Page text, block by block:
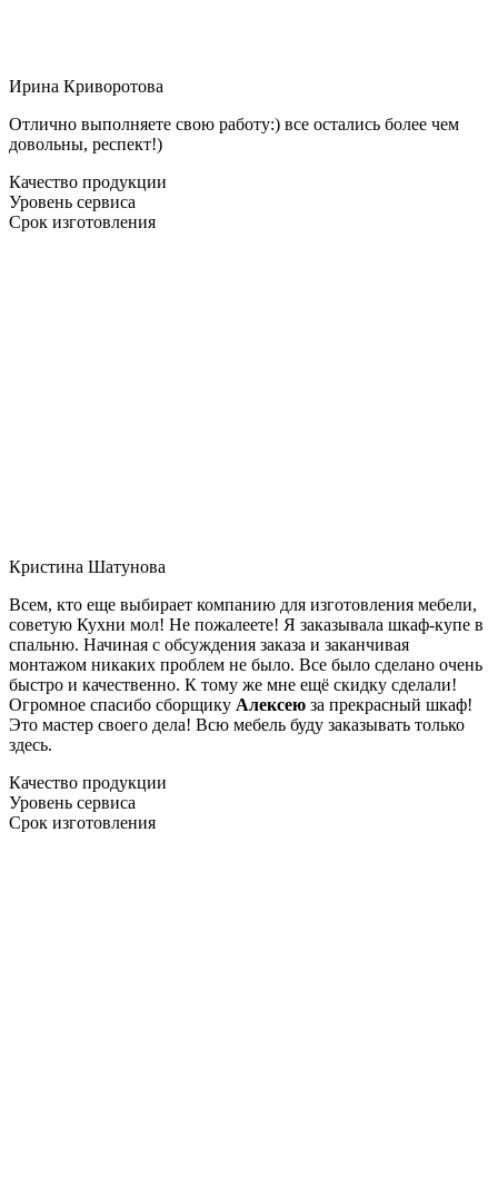
Ирина Криворотова
Отлично выполняете свою работу:) все остались более чем
довольны, респект!)
Качество продукции
Уровень сервиса
Срок изготовления
Кристина Шатунова
Всем, кто еще выбирает компанию для изготовления мебели,
советую Кухни мол! Не пожалеете! Я заказывала шкаф-купе в
спальню. Начиная с обсуждения заказа и заканчивая
монтажом никаких проблем не было. Все было сделано очень
быстро и качественно. К тому же мне ещё скидку сделали!
Огромное спасибо сборщику Алексею за прекрасный шкаф!
Это мастер своего дела! Всю мебель буду заказывать только
здесь.
Качество продукции
Уровень сервиса
Срок изготовления